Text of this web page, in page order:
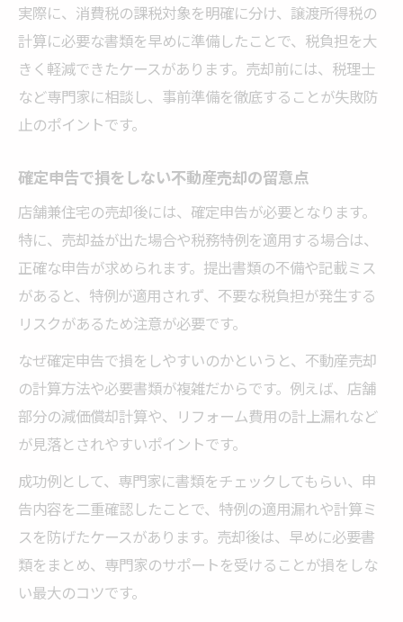
実際に、消費税の課税対象を明確に分け、譲渡所得税の
計算に必要な書類を早めに準備したことで、税負担を大
きく軽減できたケースがあります。売却前には、税理士
など専門家に相談し、事前準備を徹底することが失敗防
止のポイントです。
確定申告で損をしない不動産売却の留意点
店舗兼住宅の売却後には、確定申告が必要となります。
特に、売却益が出た場合や税務特例を適用する場合は、
正確な申告が求められます。提出書類の不備や記載ミス
があると、特例が適用されず、不要な税負担が発生する
リスクがあるため注意が必要です。
なぜ確定申告で損をしやすいのかというと、不動産売却
の計算方法や必要書類が複雑だからです。例えば、店舗
部分の減価償却計算や、リフォーム費用の計上漏れなど
が見落とされやすいポイントです。
成功例として、専門家に書類をチェックしてもらい、申
告内容を二重確認したことで、特例の適用漏れや計算ミ
スを防げたケースがあります。売却後は、早めに必要書
類をまとめ、専門家のサポートを受けることが損をしな
い最大のコツです。